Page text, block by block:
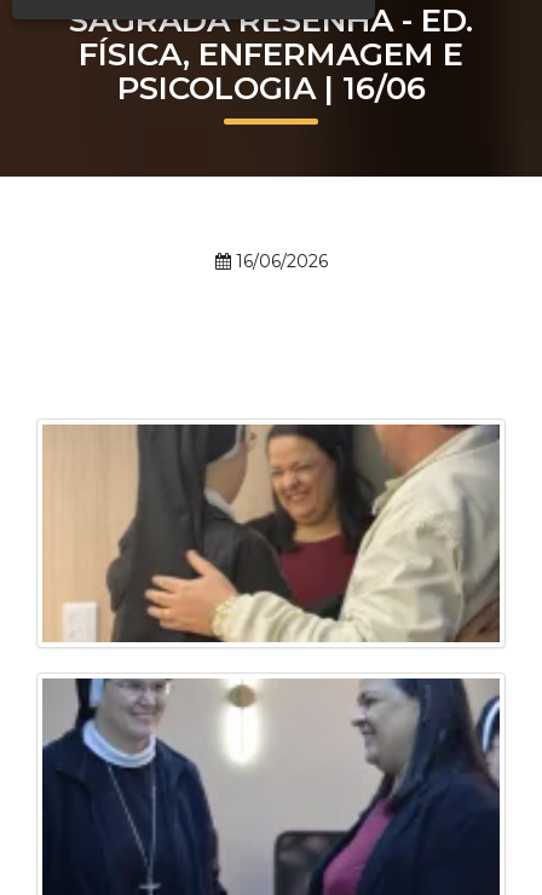
Reingresso
Prouni
UATI
SAGRADA RESENHA - ED.
FÍSICA, ENFERMAGEM E
PSICOLOGIA | 16/06
16/06/2026